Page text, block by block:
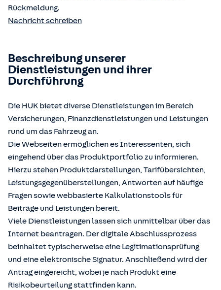
Rückmeldung.
Nachricht schreiben
Beschreibung unserer
Dienstleistungen und ihrer
Durchführung
Die HUK bietet diverse Dienstleistungen im Bereich
Versicherungen, Finanzdienstleistungen und Leistungen
rund um das Fahrzeug an.
Die Webseiten ermöglichen es Interessenten, sich
eingehend über das Produktportfolio zu informieren.
Hierzu stehen Produktdarstellungen, Tarifübersichten,
Leistungsgegenüberstellungen, Antworten auf häufige
Fragen sowie webbasierte Kalkulationstools für
Beiträge und Leistungen bereit.
Viele Dienstleistungen lassen sich unmittelbar über das
Internet beantragen. Der digitale Abschlussprozess
beinhaltet typischerweise eine Legitimationsprüfung
und eine elektronische Signatur. Anschließend wird der
Antrag eingereicht, wobei je nach Produkt eine
Risikobeurteilung stattfinden kann.